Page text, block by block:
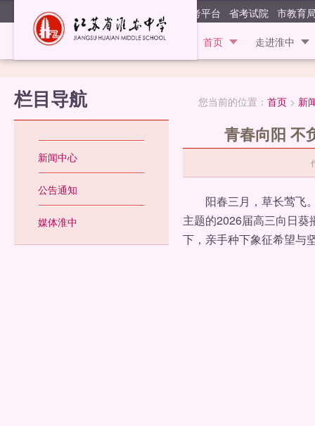
江苏省淮
首页 走进淮中
阳光高考平台 省考试院 市教育
栏目导航 您当前的位置： 首页> 新
新闻中心
公告通知
媒体淮中
青春向阳 不
阳春三月，草长莺飞。
主题的2026届高三向日
下，亲手种下象征希望与